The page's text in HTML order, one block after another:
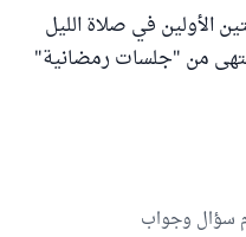
الأولين في صلاة الليل
من "جلسات رمضانية"
سؤال وجواب